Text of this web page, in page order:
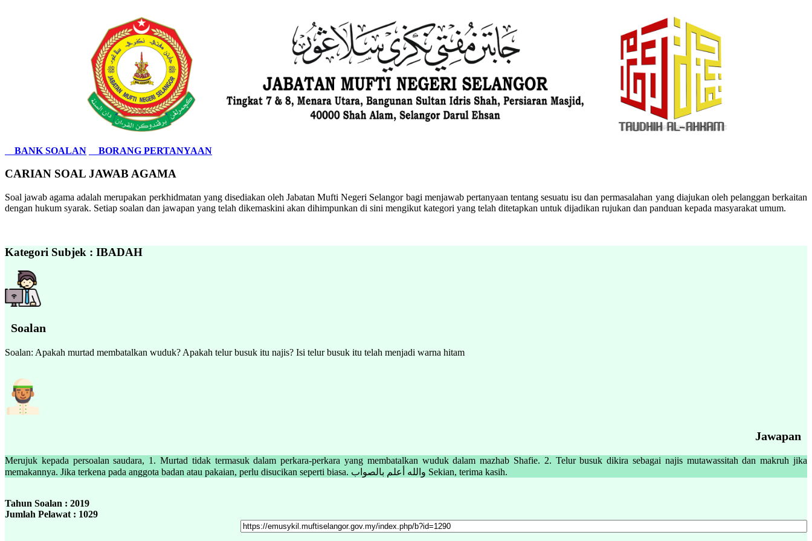
BANK SOALAN BORANG PERTANYAAN
CARIAN SOAL JAWAB AGAMA
Soal jawab agama adalah merupakan perkhidmatan yang disediakan oleh Jabatan Mufti Negeri Selangor bagi menjawab pertanyaan tentang sesuatu isu dan permasalahan yang diajukan oleh pelanggan berkaitan
dengan hukum syarak. Setiap soalan dan jawapan yang telah dikemaskini akan dihimpunkan di sini mengikut kategori yang telah ditetapkan untuk dijadikan rujukan dan panduan kepada masyarakat umum.
Kategori Subjek : IBADAH
Soalan
Soalan: Apakah murtad membatalkan wuduk? Apakah telur busuk itu najis? Isi telur busuk itu telah menjadi warna hitam
Jawapan
Merujuk kepada persoalan saudara, 1. Murtad tidak termasuk dalam perkara-perkara yang membatalkan wuduk dalam mazhab Shafie. 2. Telur busuk dikira sebagai najis mutawassitah dan makruh jika
memakannya. Jika terkena pada anggota badan atau pakaian, perlu disucikan seperti biasa. والله أعلم بالصواب Sekian, terima kasih.
Tahun Soalan : 2019
Jumlah Pelawat : 1029